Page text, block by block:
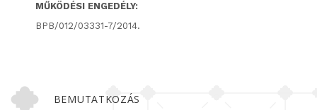
MŰKÖDÉSI ENGEDÉLY:
BPB/012/03331-7/2014.
BEMUTATKOZÁS